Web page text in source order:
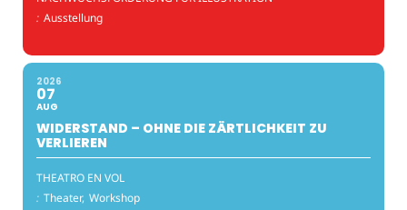
: Ausstellung
2026
07
AUG
WIDERSTAND – OHNE DIE ZÄRTLICHKEIT ZU
VERLIEREN
THEATRO EN VOL
: Theater, Workshop